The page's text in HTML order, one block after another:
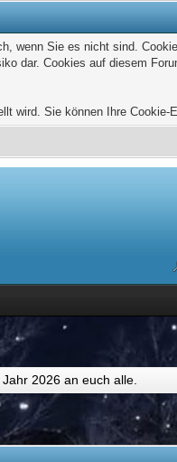
wenn Sie es nicht sind.
dar. Cookies auf diesem
wird. Sie können Ihre
2026 an euch alle.